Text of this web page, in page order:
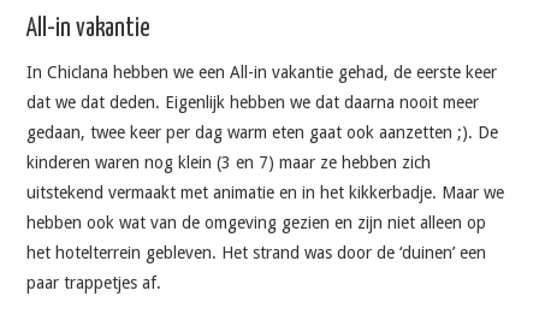
All-in vakantie
In Chiclana hebben we een All-in vakantie gehad, de eerste keer
dat we dat deden. Eigenlijk hebben we dat daarna nooit meer
gedaan, twee keer per dag warm eten gaat ook aanzetten ;). De
kinderen waren nog klein (3 en 7) maar ze hebben zich
uitstekend vermaakt met animatie en in het kikkerbadje. Maar we
hebben ook wat van de omgeving gezien en zijn niet alleen op
het hotelterrein gebleven. Het strand was door de ‘duinen’ een
paar trappetjes af.